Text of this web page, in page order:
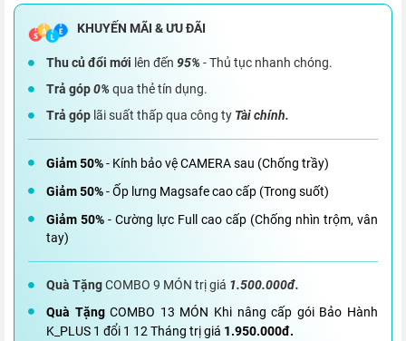
Thu củ đổi mới lên đến 95%- Thủ tục nhanh chóng.
Trả góp0%qua thẻ tín dụng.
Trả góp lãi suất thấp qua công ty Tài chính.
Giảm 50%- Kính bảo vệ CAMERA sau (Chống trầy)
Giảm 50%- Ốp lưng Magsafe cao cấp (Trong suốt)
Giảm 50% - Cường lực Full cao cấp (Chống nhìn trộm, vân
tay)
Quà TặngCOMBO 9 MÓN trị giá 1.500.000đ.
Quà TặngCOMBO 13 MÓN Khi nâng cấp gói Bảo Hành
K_PLUS 1 đổi 1 12 Tháng trị giá 1.950.000đ.